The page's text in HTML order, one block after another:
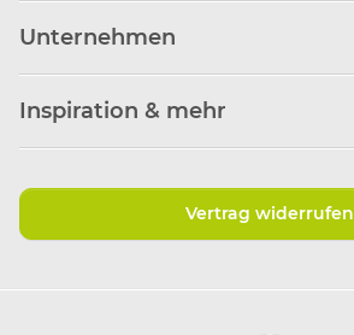
Unternehmen
Inspiration & mehr
Vertrag widerrufen